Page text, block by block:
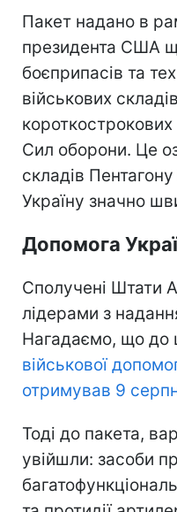
Пакет надано в
президента США
боєприпасів та
військових
Сил оборони. Це
складів
Україну значно
Допомога
Сполучені Штати
лідерами з
Нагадаємо, що до
військової
отримував 9
Тоді до пакета,
увійшли: засоби